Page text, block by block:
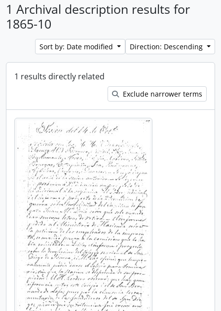
1 Archival description results for
1865-10
Sort by: Date modified Direction: Descending
1 results directly related
Exclude narrower terms